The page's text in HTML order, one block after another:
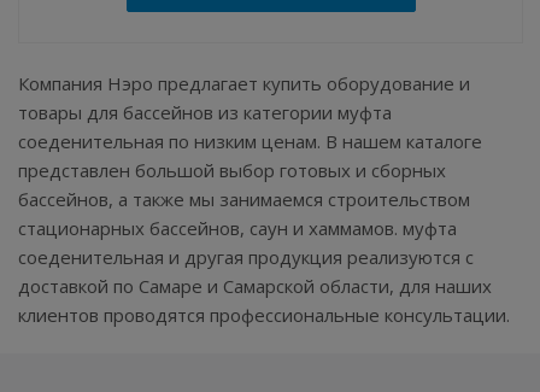
Компания Нэро предлагает купить оборудование и
товары для бассейнов из категории муфта
соеденительная по низким ценам. В нашем каталоге
представлен большой выбор готовых и сборных
бассейнов, а также мы занимаемся строительством
стационарных бассейнов, саун и хаммамов. муфта
соеденительная и другая продукция реализуются с
доставкой по Самаре и Самарской области, для наших
клиентов проводятся профессиональные консультации.